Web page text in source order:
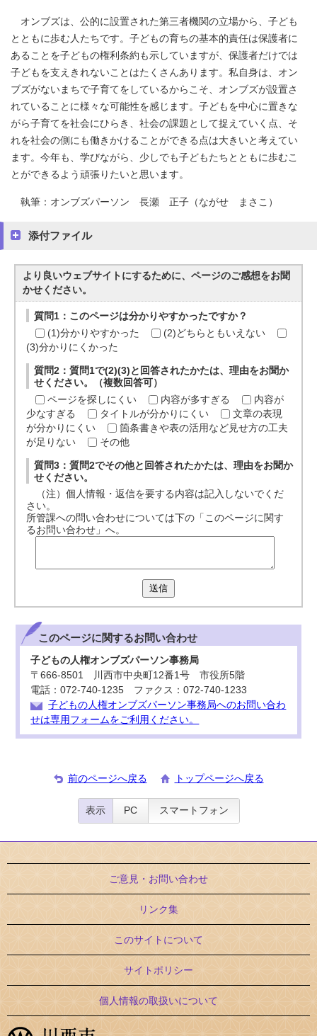
オンブズは、公的に設置された第三者機関の立場から、子ども
とともに歩む人たちです。子どもの育ちの基本的責任は保護者に
あることを子どもの権利条約も示していますが、保護者だけでは
子どもを支えきれないことはたくさんあります。私自身は、オン
ブズがないまちで子育てをしているからこそ、オンブズが設置さ
れていることに様々な可能性を感じます。子どもを中心に置きな
がら子育てを社会にひらき、社会の課題として捉えていく点、そ
れを社会の側にも働きかけることができる点は大きいと考えてい
ます。今年も、学びながら、少しでも子どもたちとともに歩むこ
とができるよう頑張りたいと思います。
執筆：オンブズパーソン 長瀬 正子（ながせ まさこ）
添付ファイル
より良いウェブサイトにするために、ページのご感想をお聞
かせください。
質問1：このページは分かりやすかったですか？
(1)分かりやすかった
(2)どちらともいえない
(3)分かりにくかった
質問2：質問1で(2)(3)と回答されたかたは、理由をお聞か
せください。（複数回答可）
ページを探しにくい
内容が多すぎる
内容が
少なすぎる
タイトルが分かりにくい
文章の表現
が分かりにくい
箇条書きや表の活用など見せ方の工夫
が足りない
その他
質問3：質問2でその他と回答されたかたは、理由をお聞か
せください。
（注）個人情報・返信を要する内容は記入しないでくだ
さい。
所管課への問い合わせについては下の「このページに関す
るお問い合わせ」へ。
送信
このページに関するお問い合わせ
子どもの人権オンブズパーソン事務局
〒666-8501 川西市中央町12番1号 市役所5階
電話：072-740-1235 ファクス：072-740-1233
子どもの人権オンブズパーソン事務局へのお問い合わ
せは専用フォームをご利用ください。
前のページへ戻る トップページへ戻る
表示 PC スマートフォン
ご意見・お問い合わせ
リンク集
このサイトについて
サイトポリシー
個人情報の取扱いについて